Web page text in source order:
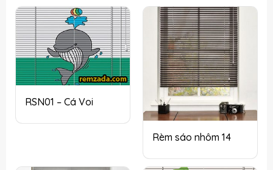
RSN01 – Cá Voi
Rèm sáo nhôm 14